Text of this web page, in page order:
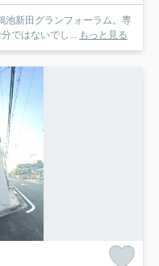
池新田グランフォーラム。専
ではないでし... もっと見る